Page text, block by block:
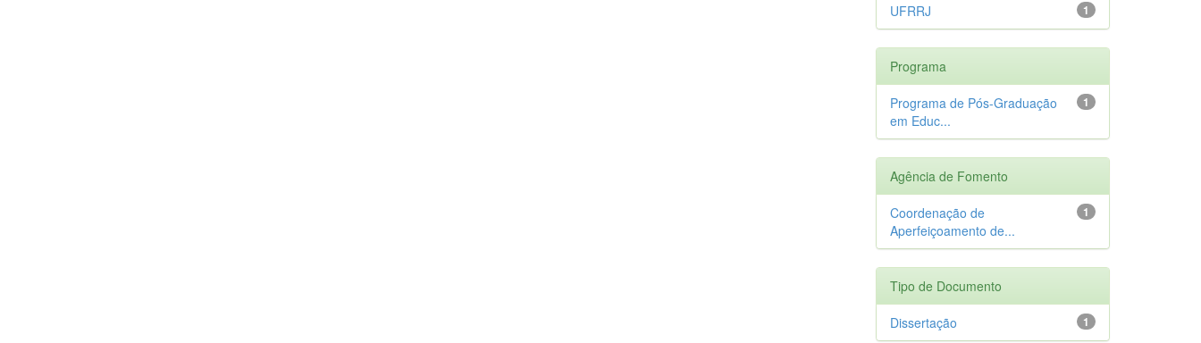
1
UFRRJ
Programa
1
Programa de Pós-Graduação
em Educ...
Agência de Fomento
1
Coordenação de
Aperfeiçoamento de...
Tipo de Documento
1
Dissertação